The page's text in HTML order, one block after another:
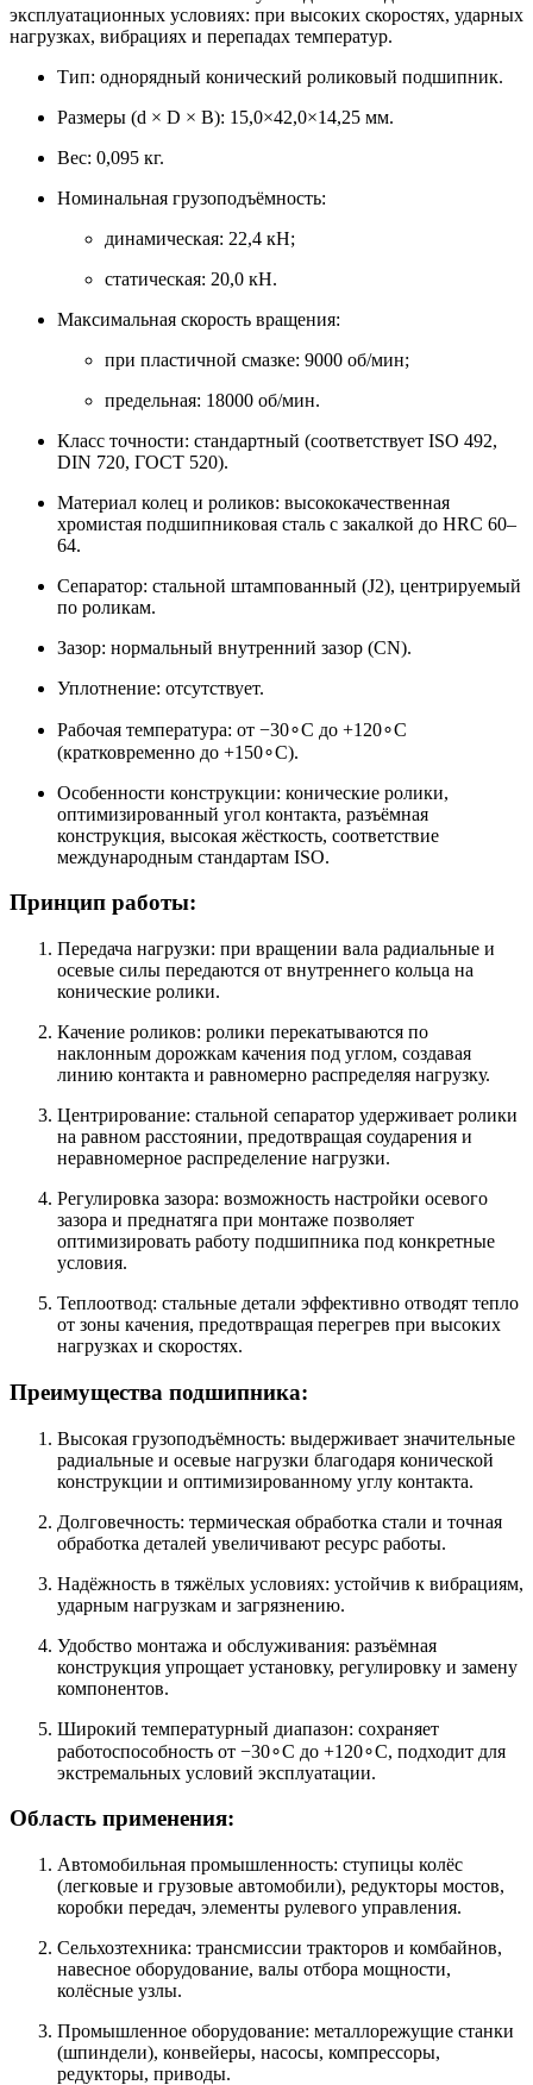
эксплуатационных условиях: при высоких скоростях, ударных
нагрузках, вибрациях и перепадах температур.
Тип: однорядный конический роликовый подшипник.
Размеры (d × D × B): 15,0×42,0×14,25 мм.
Вес: 0,095 кг.
Номинальная грузоподъёмность:
динамическая: 22,4 кН;
статическая: 20,0 кН.
Максимальная скорость вращения:
при пластичной смазке: 9000 об/мин;
предельная: 18000 об/мин.
Класс точности: стандартный (соответствует ISO 492,
DIN 720, ГОСТ 520).
Материал колец и роликов: высококачественная
хромистая подшипниковая сталь с закалкой до HRC 60–
64.
Сепаратор: стальной штампованный (J2), центрируемый
по роликам.
Зазор: нормальный внутренний зазор (CN).
Уплотнение: отсутствует.
Рабочая температура: от −30∘C до +120∘C
(кратковременно до +150∘C).
Особенности конструкции: конические ролики,
оптимизированный угол контакта, разъёмная
конструкция, высокая жёсткость, соответствие
международным стандартам ISO.
Принцип работы:
Передача нагрузки: при вращении вала радиальные и
осевые силы передаются от внутреннего кольца на
конические ролики.
Качение роликов: ролики перекатываются по
наклонным дорожкам качения под углом, создавая
линию контакта и равномерно распределяя нагрузку.
Центрирование: стальной сепаратор удерживает ролики
на равном расстоянии, предотвращая соударения и
неравномерное распределение нагрузки.
Регулировка зазора: возможность настройки осевого
зазора и преднатяга при монтаже позволяет
оптимизировать работу подшипника под конкретные
условия.
Теплоотвод: стальные детали эффективно отводят тепло
от зоны качения, предотвращая перегрев при высоких
нагрузках и скоростях.
Преимущества подшипника:
Высокая грузоподъёмность: выдерживает значительные
радиальные и осевые нагрузки благодаря конической
конструкции и оптимизированному углу контакта.
Долговечность: термическая обработка стали и точная
обработка деталей увеличивают ресурс работы.
Надёжность в тяжёлых условиях: устойчив к вибрациям,
ударным нагрузкам и загрязнению.
Удобство монтажа и обслуживания: разъёмная
конструкция упрощает установку, регулировку и замену
компонентов.
Широкий температурный диапазон: сохраняет
работоспособность от −30∘C до +120∘C, подходит для
экстремальных условий эксплуатации.
Область применения:
Автомобильная промышленность: ступицы колёс
(легковые и грузовые автомобили), редукторы мостов,
коробки передач, элементы рулевого управления.
Сельхозтехника: трансмиссии тракторов и комбайнов,
навесное оборудование, валы отбора мощности,
колёсные узлы.
Промышленное оборудование: металлорежущие станки
(шпиндели), конвейеры, насосы, компрессоры,
редукторы, приводы.